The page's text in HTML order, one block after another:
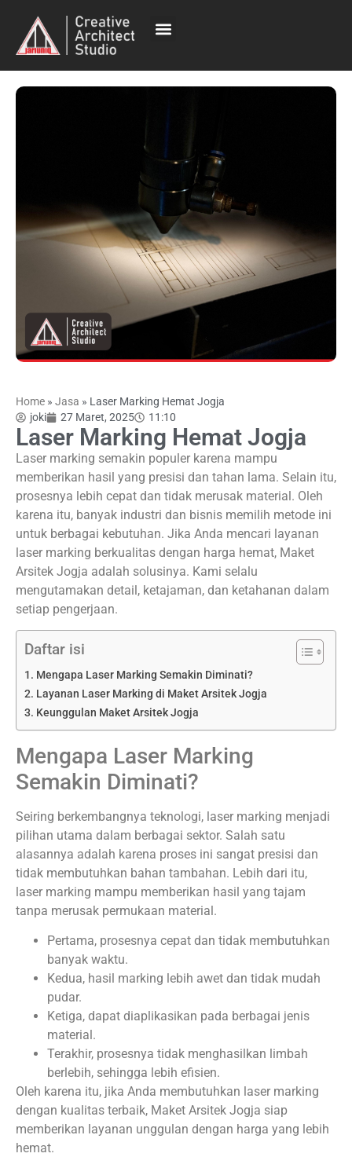
Home » Jasa » Laser Marking Hemat Jogja
joki
27 Maret, 2025 11:10
Laser Marking Hemat Jogja
Laser marking semakin populer karena mampu
memberikan hasil yang presisi dan tahan lama. Selain itu,
prosesnya lebih cepat dan tidak merusak material. Oleh
karena itu, banyak industri dan bisnis memilih metode ini
untuk berbagai kebutuhan. Jika Anda mencari layanan
laser marking berkualitas dengan harga hemat, Maket
Arsitek Jogja adalah solusinya. Kami selalu
mengutamakan detail, ketajaman, dan ketahanan dalam
setiap pengerjaan.
Daftar isi
Mengapa Laser Marking Semakin Diminati?
Layanan Laser Marking di Maket Arsitek Jogja
Keunggulan Maket Arsitek Jogja
Mengapa Laser Marking
Semakin Diminati?
Seiring berkembangnya teknologi, laser marking menjadi
pilihan utama dalam berbagai sektor. Salah satu
alasannya adalah karena proses ini sangat presisi dan
tidak membutuhkan bahan tambahan. Lebih dari itu,
laser marking mampu memberikan hasil yang tajam
tanpa merusak permukaan material.
Pertama, prosesnya cepat dan tidak membutuhkan
banyak waktu.
Kedua, hasil marking lebih awet dan tidak mudah
pudar.
Ketiga, dapat diaplikasikan pada berbagai jenis
material.
Terakhir, prosesnya tidak menghasilkan limbah
berlebih, sehingga lebih efisien.
Oleh karena itu, jika Anda membutuhkan laser marking
dengan kualitas terbaik, Maket Arsitek Jogja siap
memberikan layanan unggulan dengan harga yang lebih
hemat.